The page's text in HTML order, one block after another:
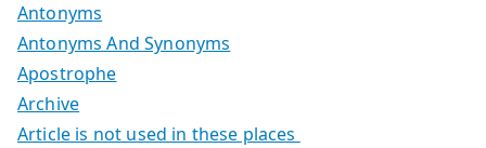
Antonyms
Antonyms And Synonyms
Apostrophe
Archive
Article is not used in these places